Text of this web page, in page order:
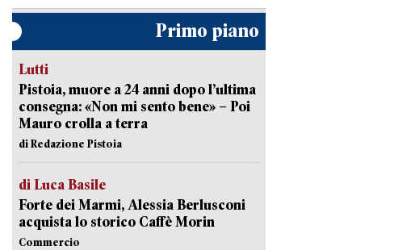
Primo piano
Lutti
Pistoia, muore a 24 anni dopo l’ultima
consegna: «Non mi sento bene» – Poi
Mauro crolla a terra
di Redazione Pistoia
di Luca Basile
Forte dei Marmi, Alessia Berlusconi
acquista lo storico Caffè Morin
Commercio